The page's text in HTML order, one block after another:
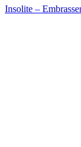
Insolite –